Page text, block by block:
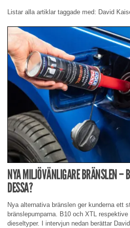
Listar alla artiklar taggade med: David
NYA MILJÖVÄNLIGARE BRÄNSLEN –
DESSA?
Nya alternativa bränslen ger kunderna ett
bränslepumparna. B10 och XTL
dieseltyper. I intervjun nedan berättar